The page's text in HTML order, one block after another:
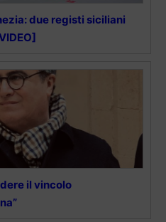
due registi siciliani
il vincolo